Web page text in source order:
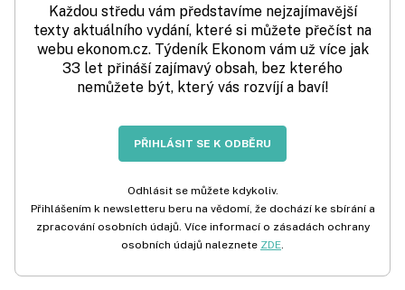
Každou středu vám představíme nejzajímavější
texty aktuálního vydání, které si můžete přečíst na
webu ekonom.cz. Týdeník Ekonom vám už více jak
33 let přináší zajímavý obsah, bez kterého
nemůžete být, který vás rozvíjí a baví!
PŘIHLÁSIT SE K ODBĚRU
Odhlásit se můžete kdykoliv.
Přihlášením k newsletteru beru na vědomí, že dochází ke sbírání a
zpracování osobních údajů. Více informací o zásadách ochrany
osobních údajů naleznete ZDE.